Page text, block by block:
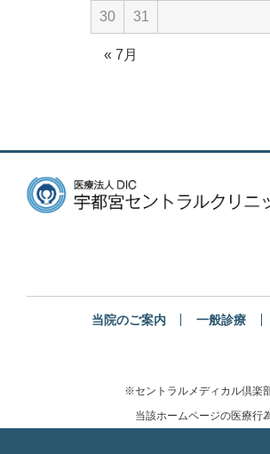
« 7月
30 31
当院のご案内 一般診療
※セントラルメディカル倶楽
当該ホームページの医療行